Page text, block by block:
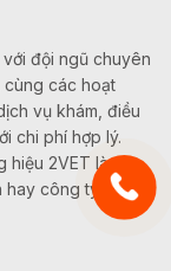
đội ngũ chuyên
cùng các hoạt
vụ khám, điều
chi phí hợp lý.
hiệu 2VET là đơn
hay công ty con